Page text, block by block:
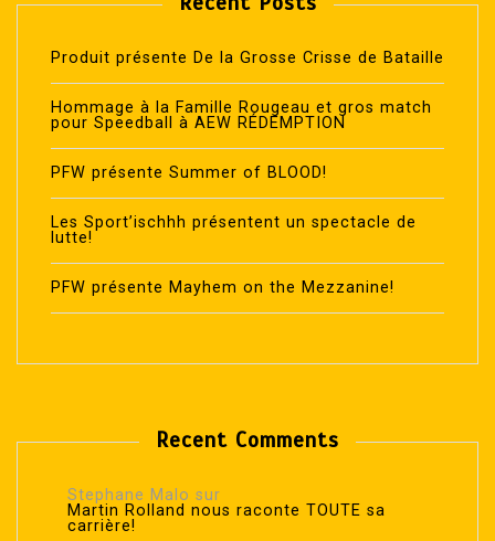
Produit présente De la Grosse Crisse de Bataille
Hommage à la Famille Rougeau et gros match
pour Speedball à AEW RÉDEMPTION
PFW présente Summer of BLOOD!
Les Sport’ischhh présentent un spectacle de
lutte!
PFW présente Mayhem on the Mezzanine!
Recent Comments
Stephane Malo sur
Martin Rolland nous raconte TOUTE sa
carrière!